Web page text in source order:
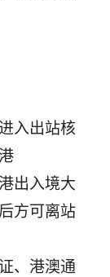
入出站核
出入境大
方可离站
、港澳通